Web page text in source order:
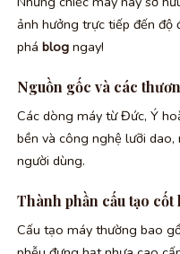
ảnh hưởng trực tiếp đến độ
phá blog ngay!
Nguồn gốc và các
Các dòng máy từ Đức, Ý
bền và công nghệ lưỡi
người dùng.
Thành phần cấu tạo cốt
Cấu tạo máy thường bao